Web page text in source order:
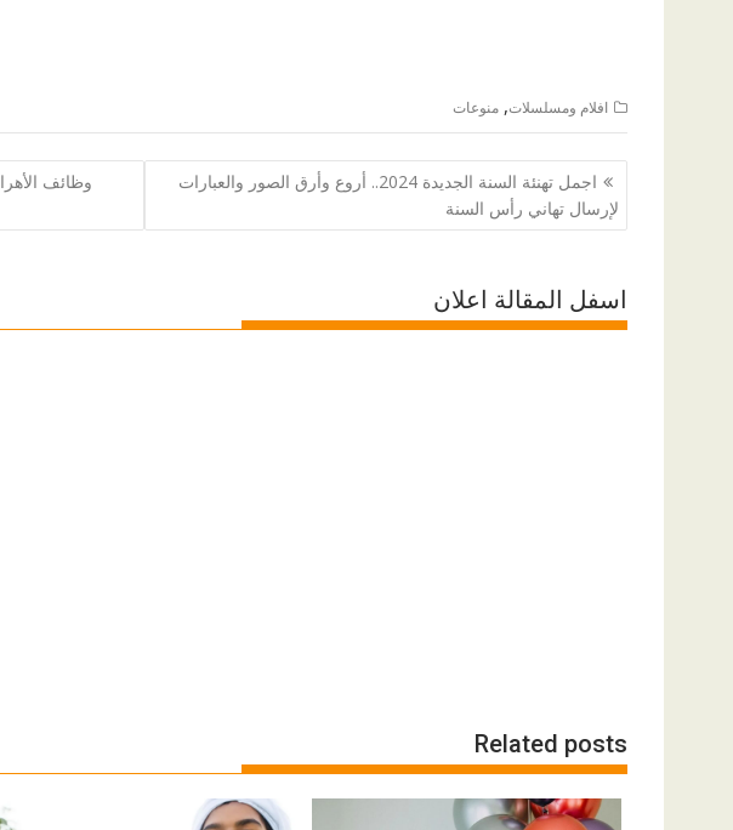
افلام ومسلسلات, منوعات
تصفّح
المقالات
اجمل تهنئة السنة الجديدة 2024.. أروع وأرق الصور والعبارات
لإرسال تهاني رأس السنة
اسفل المقالة اعلان
Related posts